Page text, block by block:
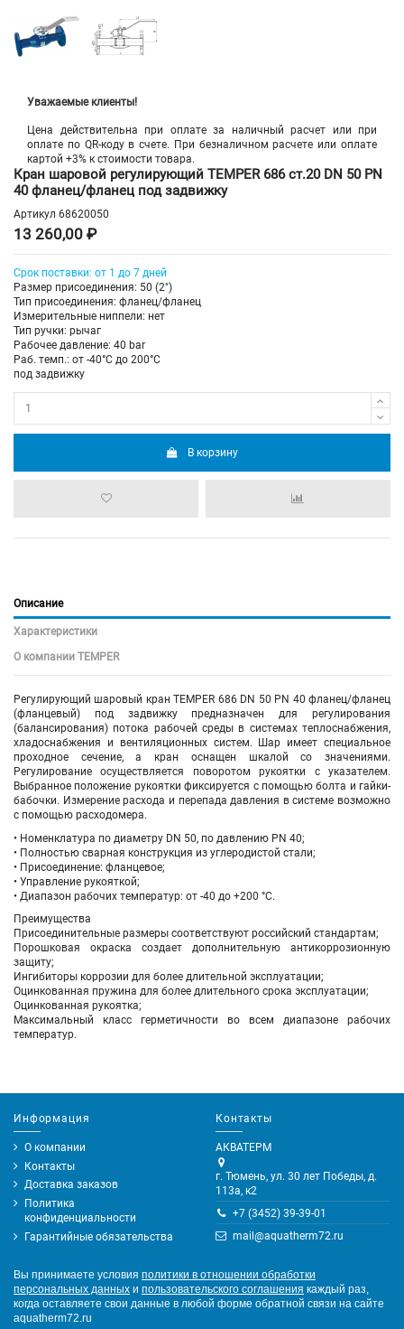
Уважаемые клиенты!
Цена действительна при оплате за наличный расчет или при
оплате по QR-коду в счете. При безналичном расчете или оплате
картой +3% к стоимости товара.
Кран шаровой регулирующий TEMPER 686 ст.20 DN 50 PN
40 фланец/фланец под задвижку
Артикул 68620050
13 260,00 ₽
Срок поставки: от 1 до 7 дней
Размер присоединения: 50 (2")
Тип присоединения: фланец/фланец
Измерительные ниппели: нет
Тип ручки: рычаг
Рабочее давление: 40 bar
Раб. темп.: от -40°C до 200°C
под задвижку
В корзину
Описание
Характеристики
О компании TEMPER
Регулирующий шаровый кранTEMPER 686 DN 50 PN 40фланец/фланец
(фланцевый)
под задвижкупредназначен для регулирования
(балансирования) потока рабочей среды в системах теплоснабжения,
хладоснабжения и вентиляционных систем. Шар имеет специальное
проходное сечение, а кран оснащен шкалой со значениями.
Регулирование осуществляется поворотом рукоятки с указателем.
Выбранное положение рукоятки фиксируется с помощью болта и гайки-
бабочки. Измерение расхода и перепада давления в системе возможно
с помощью расходомера.
• Номенклатура по диаметру DN 50, по давлению PN 40;
• Полностью сварная конструкция из углеродистой стали;
• Присоединение: фланцевое;
• Управление рукояткой;
• Диапазон рабочих температур: от -40 до +200 °С.
Преимущества
Присоединительные размеры соответствуют российский стандартам;
Порошковая окраска создает дополнительную антикоррозионную
защиту;
Ингибиторы коррозии для более длительной эксплуатации;
Оцинкованная пружина для более длительного срока эксплуатации;
Оцинкованная рукоятка;
Максимальный класс герметичности во всем диапазоне рабочих
температур.
Информация
О компании
Контакты
Доставка заказов
Политика
конфиденциальности
Гарантийные обязательства
Контакты
АКВАТЕРМ
г. Тюмень, ул. 30 лет Победы, д.
113а, к2
+7 (3452) 39-39-01
mail@aquatherm72.ru
Вы принимаете условия политики в отношении обработки
персональных данных и пользовательского соглашения каждый раз,
когда оставляете свои данные в любой форме обратной связи на сайте
aquatherm72.ru